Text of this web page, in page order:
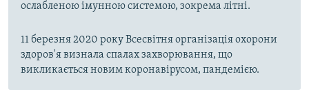
ослабленою імунною системою, зокрема літні.
11 березня 2020 року Всесвітня організація охорони
здоров'я визнала спалах захворювання, що
викликається новим коронавірусом, пандемією.